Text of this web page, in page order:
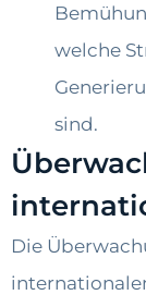
welche
sind.
Die